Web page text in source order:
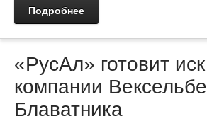
Подробнее
«РусАл» готовит
компании
Блаватника